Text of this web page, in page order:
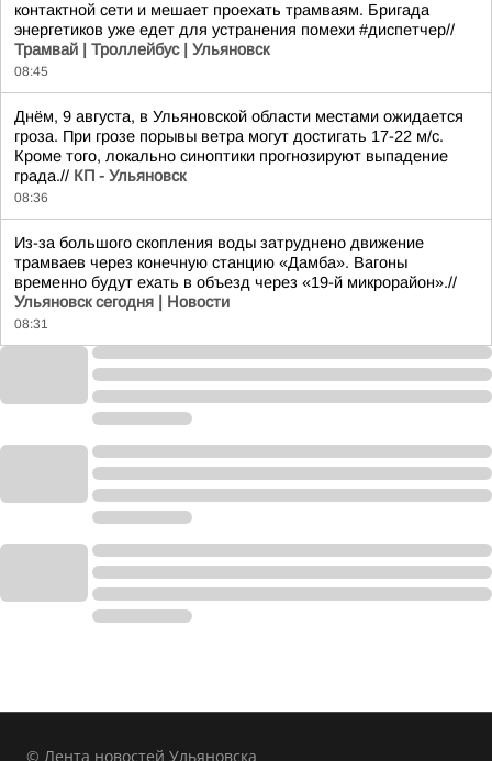
контактной сети и мешает проехать трамваям. Бригада
энергетиков уже едет для устранения помехи #диспетчер//
Трамвай | Троллейбус | Ульяновск
08:45
Днём, 9 августа, в Ульяновской области местами ожидается
гроза. При грозе порывы ветра могут достигать 17-22 м/с.
Кроме того, локально синоптики прогнозируют выпадение
града.// КП - Ульяновск
08:36
Из-за большого скопления воды затруднено движение
трамваев через конечную станцию «Дамба». Вагоны
временно будут ехать в объезд через «19-й микрорайон».//
Ульяновск сегодня | Новости
08:31
© Лента новостей Ульяновска